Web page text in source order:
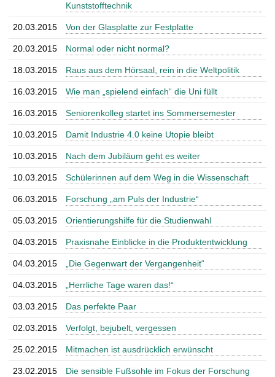
Kunststofftechnik
20.03.2015 Von der Glasplatte zur Festplatte
20.03.2015 Normal oder nicht normal?
18.03.2015 Raus aus dem Hörsaal, rein in die Weltpolitik
16.03.2015 Wie man „spielend einfach“ die Uni füllt
16.03.2015 Seniorenkolleg startet ins Sommersemester
10.03.2015 Damit Industrie 4.0 keine Utopie bleibt
10.03.2015 Nach dem Jubiläum geht es weiter
10.03.2015 Schülerinnen auf dem Weg in die Wissenschaft
06.03.2015 Forschung „am Puls der Industrie“
05.03.2015 Orientierungshilfe für die Studienwahl
04.03.2015 Praxisnahe Einblicke in die Produktentwicklung
04.03.2015 „Die Gegenwart der Vergangenheit“
04.03.2015 „Herrliche Tage waren das!“
03.03.2015 Das perfekte Paar
02.03.2015 Verfolgt, bejubelt, vergessen
25.02.2015 Mitmachen ist ausdrücklich erwünscht
23.02.2015 Die sensible Fußsohle im Fokus der Forschung